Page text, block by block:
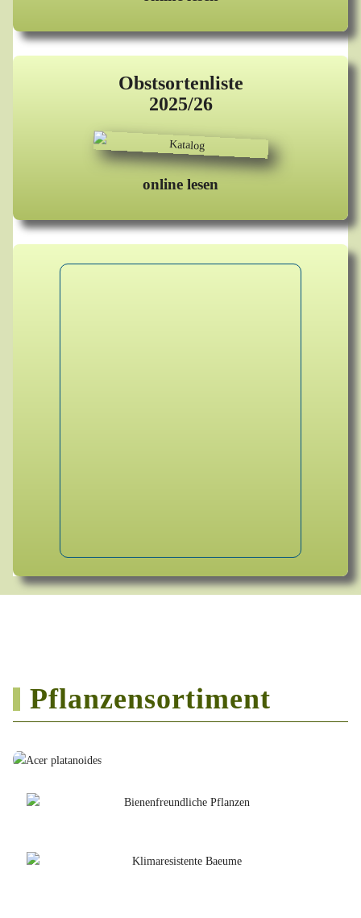
Obstsortenliste
2025/26
online lesen
Pflanzensortiment